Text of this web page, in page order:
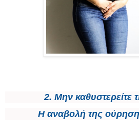
2. Μην καθυστερείτε
Η αναβολή της